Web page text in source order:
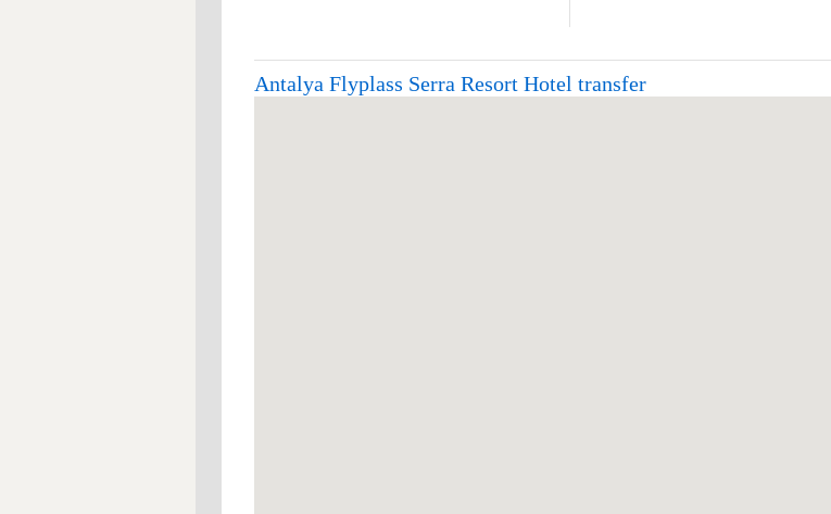
Antalya Flyplass Serra Resort Hotel transfer